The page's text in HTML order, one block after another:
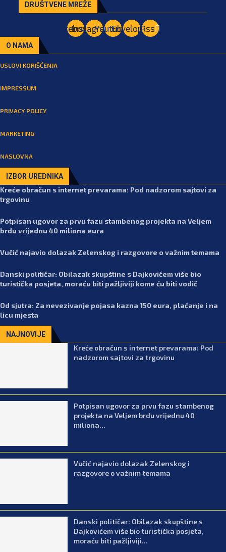
DRUŠTVENE MREŽE
Facebook
Instagram
YoutubeEnvelopeRss
O NAMA
USLOVI KORIŠĆENJA
IMPRESSUM
PRIVACY POLICY
MARKETING
NASLOVNA
IZBOR UREDNIKA
Kreće obračun s internet prevarama: Pod nadzorom sajtovi za
trgovinu
Potpisan ugovor za prvu fazu stambenog projekta na Veljem
brdu vrijednu 40 miliona eura
Vučić najavio dolazak Zelenskog i razgovore o važnim temama
Danski političar: Obilazak skupštine s Dajkovićem više bio
turistička posjeta, moraću biti pažljiviji kome ću biti vodič
Od sjutra: Za nevezivanje pojasa kazna 150 eura, plaćanje i na
licu mjesta
NAJNOVIJE
Kreće obračun s internet prevarama: Pod
nadzorom sajtovi za trgovinu
Potpisan ugovor za prvu fazu stambenog
projekta na Veljem brdu vrijednu 40
miliona...
Vučić najavio dolazak Zelenskog i
razgovore o važnim temama
Danski političar: Obilazak skupštine s
Dajkovićem više bio turistička posjeta,
moraću biti pažljiviji...